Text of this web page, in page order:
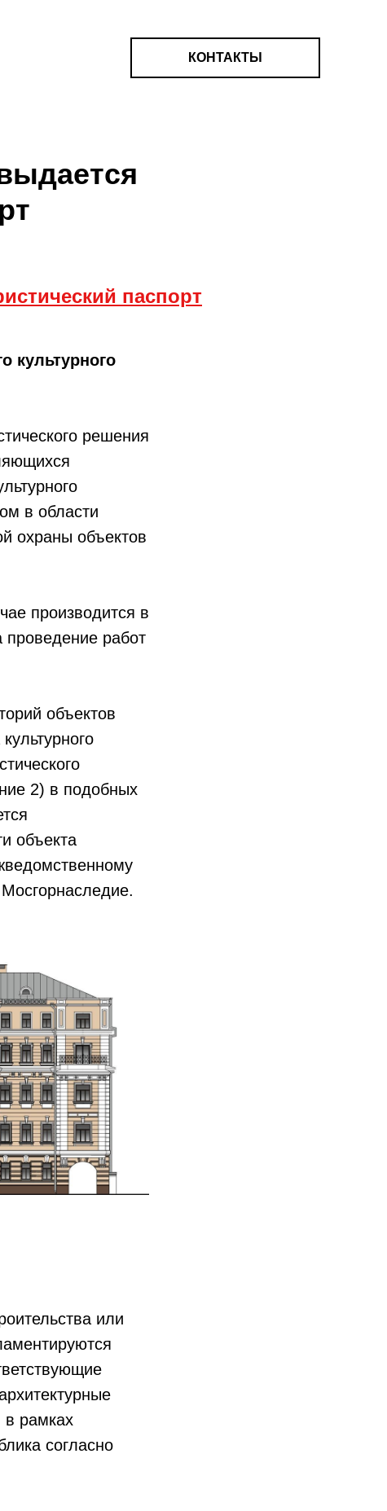
КОНТАКТЫ
паспорт
культурного
решения
в области
охраны объектов
производится в
проведение работ
объектов
2) в подобных
объекта
или
рамках
согласно